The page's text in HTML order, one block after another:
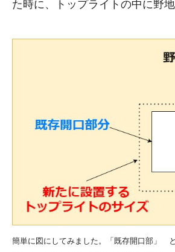
た時に、トップライトの中に野地
簡単に図にしてみました。「既存開口部」